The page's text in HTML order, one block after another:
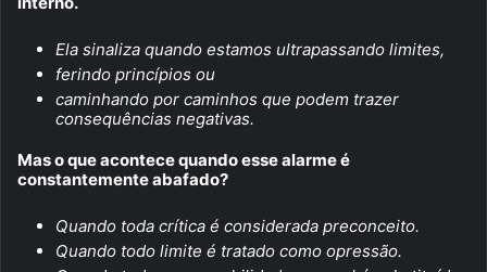
Ela sinaliza quando estamos ultrapassando limites,
ferindo princípios ou
caminhando por caminhos que podem trazer
consequências negativas.
Mas o que acontece quando esse alarme é
constantemente abafado?
Quando toda crítica é considerada preconceito.
Quando todo limite é tratado como opressão.